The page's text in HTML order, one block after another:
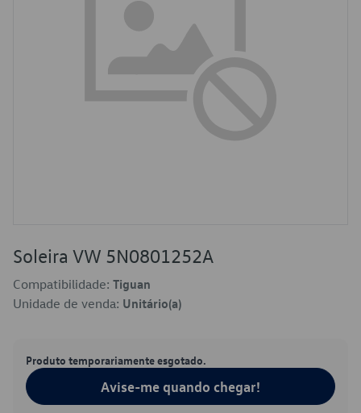
Soleira VW 5N0801252A
Compatibilidade: Tiguan
Unidade de venda: Unitário(a)
Produto temporariamente esgotado.
Avise-me quando chegar!